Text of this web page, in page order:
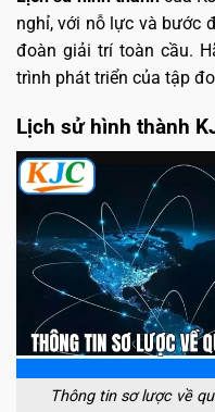
nghỉ, với nỗ lực và bước
đoàn giải trí toàn cầu.
trình phát triển của tập
Lịch sử hình thành
Thông tin sơ lược về